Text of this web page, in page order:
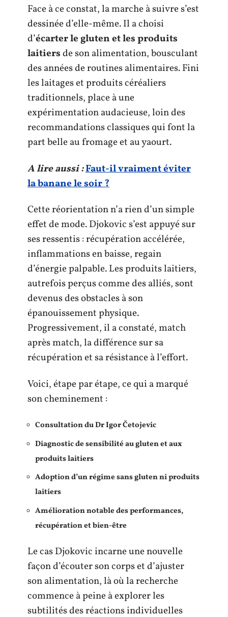
Face à ce constat, la marche à suivre s’est
dessinée d’elle-même. Il a choisi
d’écarter le gluten et les produits
laitiersde son alimentation, bousculant
des années de routines alimentaires. Fini
les laitages et produits céréaliers
traditionnels, place à une
expérimentation audacieuse, loin des
recommandations classiques qui font la
part belle au fromage et au yaourt.
A lire aussi :Faut-il vraiment éviter
la banane le soir ?
Cette réorientation n’a rien d’un simple
effet de mode. Djokovic s’est appuyé sur
ses ressentis : récupération accélérée,
inflammations en baisse, regain
d’énergie palpable. Les produits laitiers,
autrefois perçus comme des alliés, sont
devenus des obstacles à son
épanouissement physique.
Progressivement, il a constaté, match
après match, la différence sur sa
récupération et sa résistance à l’effort.
Voici, étape par étape, ce qui a marqué
son cheminement :
Consultation du Dr Igor Četojevic
Diagnostic de sensibilité au gluten et aux
produits laitiers
Adoption d’un régime sans gluten ni produits
laitiers
Amélioration notable des performances,
récupération et bien-être
Le cas Djokovic incarne une nouvelle
façon d’écouter son corps et d’ajuster
son alimentation, là où la recherche
commence à peine à explorer les
subtilités des réactions individuelles